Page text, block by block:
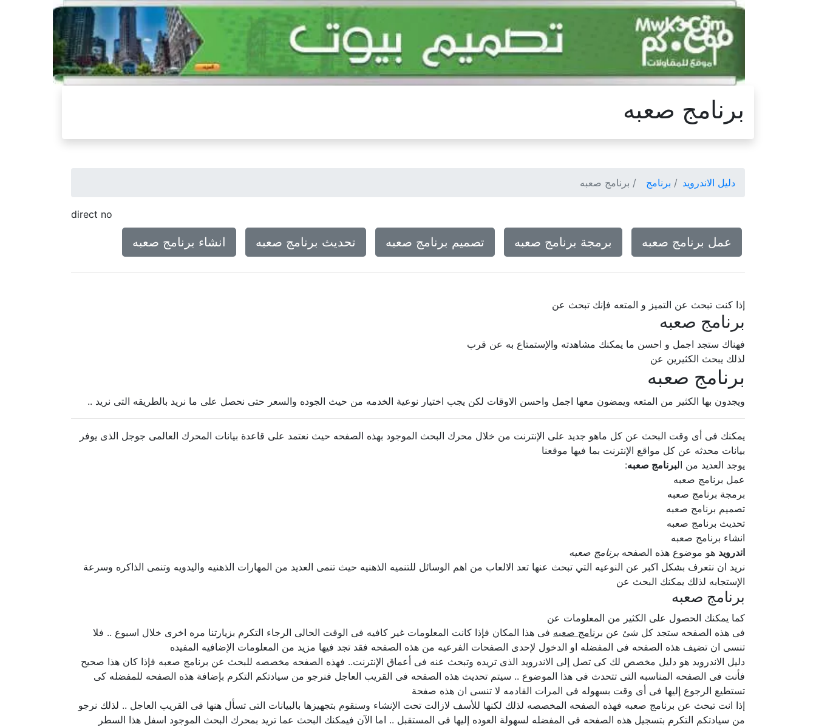
برنامج صعبه
دليل الاندرويد برنامج برنامج صعبه
direct no
عمل برنامج صعبه برمجة برنامج صعبه تصميم برنامج صعبه تحديث برنامج صعبه انشاء برنامج صعبه
إذا كنت تبحث عن التميز و المتعه فإنك تبحث عن
برنامج صعبه
فهناك ستجد اجمل و احسن ما يمكنك مشاهدته والإستمتاع به عن قرب
لذلك يبحث الكثيرين عن
برنامج صعبه
ويجدون بها الكثير من المتعه ويمضون معها اجمل واحسن الاوقات لكن يجب اختيار نوعية الخدمه من حيث الجوده والسعر حتى نحصل على ما نريد بالطريقه التى نريد ..
يمكنك فى أى وقت البحث عن كل ماهو جديد على الإنترنت من خلال محرك البحث الموجود بهذه الصفحه حيث نعتمد على قاعدة بيانات المحرك العالمى جوجل الذى يوفر
بيانات محدثه عن كل مواقع الإنترنت بما فيها موقعنا
يوجد العديد من البرنامج صعبه:
عمل برنامج صعبه
برمجة برنامج صعبه
تصميم برنامج صعبه
تحديث برنامج صعبه
انشاء برنامج صعبه
اندرويد هو موضوع هذه الصفحه برنامج صعبه
نريد ان نتعرف بشكل اكبر عن النوعيه التي تبحث عنها تعد الالعاب من اهم الوسائل للتنميه الذهنيه حيث تنمى العديد من المهارات الذهنيه واليدويه وتنمى الذاكره وسرعة
الإستجابه لذلك يمكنك البحث عن
برنامج صعبه
كما يمكنك الحصول على الكثير من المعلومات عن
فى هذه الصفحه ستجد كل شئ عن برنامج صعبه فى هذا المكان فإذا كانت المعلومات غير كافيه فى الوقت الحالى الرجاء التكرم بزيارتنا مره اخرى خلال اسبوع .. فلا
تنسى ان تضيف هذه الصفحه فى المفضله او الدخول لإحدى الصفحات الفرعيه من هذه الصفحه فقد تجد فيها مزيد من المعلومات الإضافيه المفيده
دليل الاندرويد هو دليل مخصص لك كى تصل إلى الاندرويد الذى تريده وتبحث عنه فى أعماق الإنترنت.. فهذه الصفحه مخصصه للبحث عن برنامج صعبه فإذا كان هذا صحيح
فأنت فى الصفحه المناسبه التى تتحدث فى هذا الموضوع .. سيتم تحديث هذه الصفحه فى القريب العاجل فنرجو من سيادتكم التكرم بإضافة هذه الصفحه للمفضله كى
تستطيع الرجوع إليها فى أى وقت بسهوله فى المرات القادمه لا تنسى ان هذه صفحة
إذا انت تبحث عن برنامج صعبه فهذه الصفحه المخصصه لذلك لكنها للأسف لازالت تحت الإنشاء وسنقوم بتجهيزها بالبيانات التى تسأل هنها فى القريب العاجل .. لذلك نرجو
من سيادتكم التكرم بتسجيل هذه الصفحه فى المفضله لسهولة العوده إليها فى المستقبل .. اما الآن فيمكنك البحث عما تريد بمحرك البحث الموجود اسفل هذا السطر